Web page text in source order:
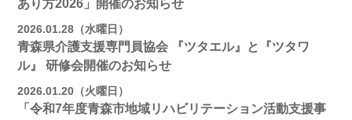
あり方2026」開催のお知らせ
2026.01.28（水曜日）
青森県介護支援専門員協会 『ツタエル』と『ツタワ
ル』 研修会開催のお知らせ
2026.01.20（火曜日）
「令和7年度青森市地域リハビリテーション活動支援事